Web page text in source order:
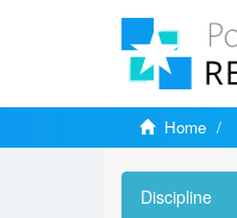
Home
Discipline